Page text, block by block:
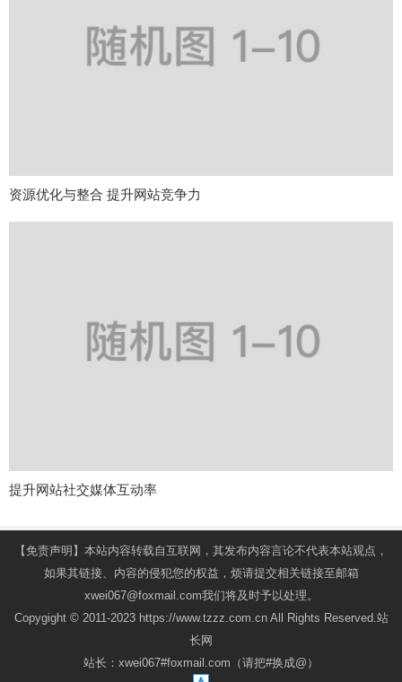
资源优化与整合 提升网站竞争力
提升网站社交媒体互动率
【免责声明】本站内容转载自互联网，其发布内容言论不代表本站观点，
如果其链接、内容的侵犯您的权益，烦请提交相关链接至邮箱
xwei067@foxmail.com我们将及时予以处理。
Copygight © 2011-2023 https://www.tzzz.com.cn All Rights Reserved.站
长网
站长：xwei067#foxmail.com（请把#换成@）